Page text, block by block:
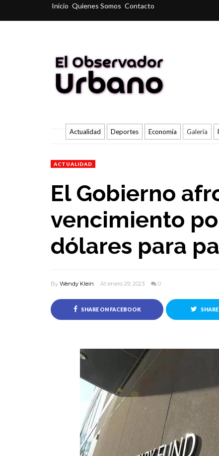
Inicio Quienes Somos Contacto
Actualidad Deportes Economía Galería
ACTUALIDAD
El Gobierno
vencimiento
dólares para
By Wendy Klein At enero 29, 2023 0
SHARE ON FACEBOOK